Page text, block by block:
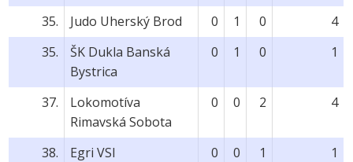
35. Judo Uherský Brod 0 1 0
4
35.
ŠK Dukla Banská
Bystrica
0 1 0 1
37.
Lokomotíva
Rimavská Sobota
0 0 2 4
38. Egri VSI 0 0 1
1